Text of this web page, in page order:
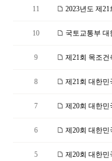
11 2023년도 제
10 국토교통부 대
9 제21회 목조
8 제21회 대한민
7 제20회 대한
6 제20회 대한민
5 제20회 대한